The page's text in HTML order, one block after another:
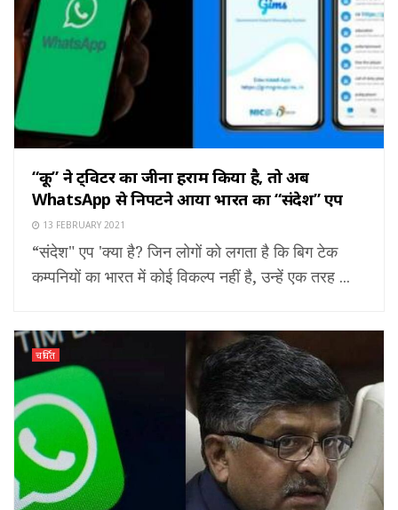
“कू” ने ट्विटर का जीना हराम किया है, तो अब
WhatsApp से निपटने आया भारत का “संदेश” एप
13 FEBRUARY 2021
“संदेश" एप 'क्या है? जिन लोगों को लगता है कि बिग टेक
कम्पनियों का भारत में कोई विकल्प नहीं है, उन्हें एक तरह ...
चर्चित